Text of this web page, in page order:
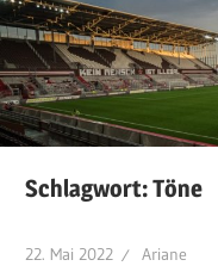
Schlagwort:Töne
22. Mai 2022 Ariane